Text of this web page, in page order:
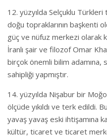
12. yüzyılda Selçuklu
doğu topraklarının başkenti
güç ve nüfuz merkezi olarak
İranlı şair ve filozof Omar
birçok önemli bilim adamına,
sahipliği yapmıştır.
14. yüzyılda Nişabur bir
ölçüde yıkıldı ve terk edildi.
yavaş yavaş eski ihtişamına
kültür, ticaret ve ticaret